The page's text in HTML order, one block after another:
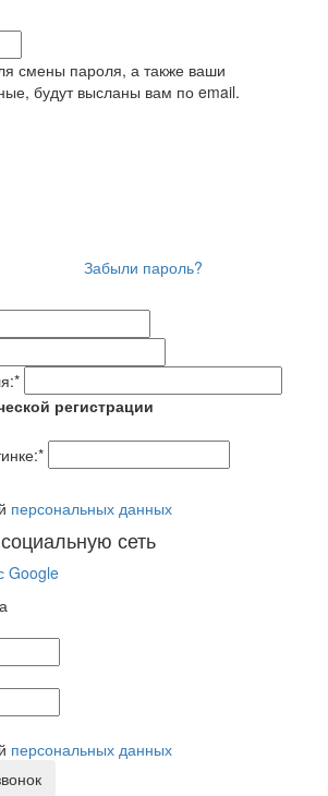
смены пароля, а также ваши
будут высланы вам по email.
Забыли пароль?
*
регистрации
*
персональных данных
сеть
Google
персональных данных